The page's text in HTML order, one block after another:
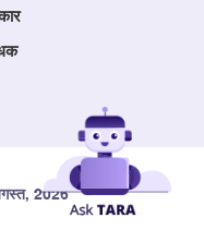
2026